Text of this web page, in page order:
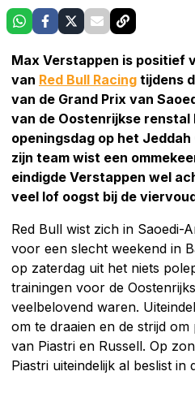
Max Verstappen is positief
van Red Bull Racing tijdens
van de Grand Prix van
van de Oostenrijkse
openingsdag op het
zijn team wist een
eindigde Verstappen wel
veel lof oogst bij de
Red Bull wist zich in Saoedi-
voor een slecht weekend in
op zaterdag uit het niets
trainingen voor de
veelbelovend waren.
om te draaien en de strijd
van Piastri en Russell. Op
Piastri uiteindelijk al beslist in